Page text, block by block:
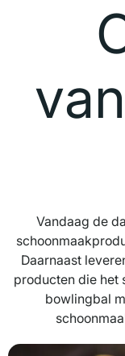
Vandaag de
Daarnaast
producten die het
bowlingbal